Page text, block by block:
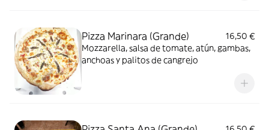
Pizza Marinara (Grande)
16,50 €
Mozzarella, salsa de tomate, atún, gambas,
anchoas y palitos de cangrejo